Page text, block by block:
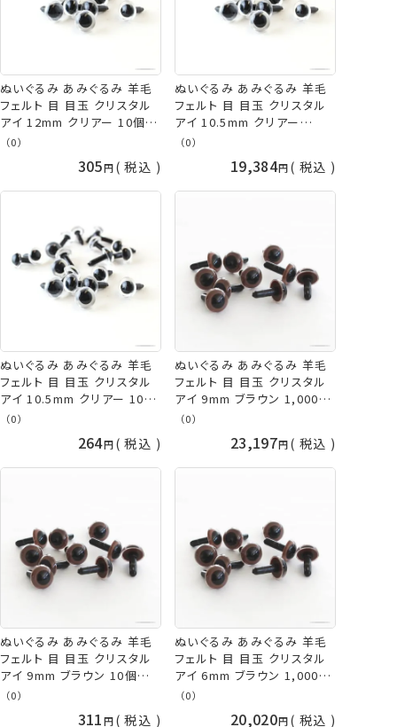
ぬいぐるみ あみぐるみ 羊毛
フェルト 目 目玉 クリスタル
アイ 12mm クリアー 10個
入/袋 TDA さし目 プラスチッ
（0）
305 税込
ぬいぐるみ あみぐるみ 羊毛
フェルト 目 目玉 クリスタル
アイ 10.5mm クリアー
1,000個入/袋 大容量 TDA
（0）
19,384 税込
ぬいぐるみ あみぐるみ 羊毛
フェルト 目 目玉 クリスタル
アイ 10.5mm クリアー 10個
入/袋 TDA さし目 プラスチッ
（0）
264 税込
ぬいぐるみ あみぐるみ 羊毛
フェルト 目 目玉 クリスタル
アイ 9mm ブラウン 1,000個
入/袋 大容量 TDA さし目 プ
（0）
23,197 税込
ぬいぐるみ あみぐるみ 羊毛
フェルト 目 目玉 クリスタル
アイ 9mm ブラウン 10個入/
袋 TDA さし目 プラスチック
（0）
311 税込
ぬいぐるみ あみぐるみ 羊毛
フェルト 目 目玉 クリスタル
アイ 6mm ブラウン 1,000個
入/袋 大容量 TDA さし目 プ
（0）
20,020 税込